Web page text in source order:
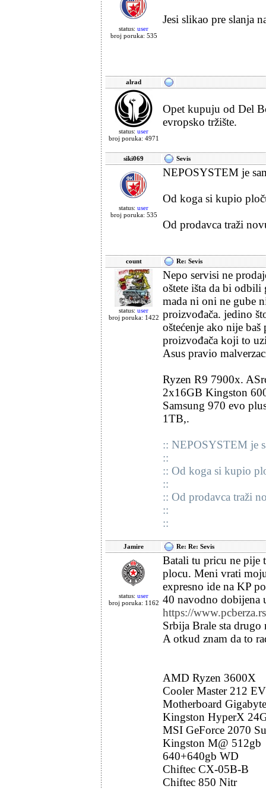
status: user
broj poruka: 535
Jesi slikao pre slanja
alrad
status: user
broj poruka: 4971
Opet kupuju od Del
evropsko tržište.
siki069 Sevis
status: user
broj poruka: 535
NEPOSYSTEM je
Od koga si kupio
Od prodavca traži
count Re: Sevis
status: user
broj poruka: 1422
Nepo servisi ne
oštete išta da bi
mada ni oni ne gube
proizvođača. jedino
oštećenje ako nije
proizvođača koji to
Asus pravio
Ryzen R9 7900x.
2x16GB Kingston
Samsung 970 evo
1TB,.
:: NEPOSYSTEM je
::
:: Od koga si kupio
::
:: Od prodavca traži
::
::
Jamire Re: Re: Sevis
status: user
broj poruka: 1162
Batali tu pricu ne pije
plocu. Meni vrati
expresno ide na KP
40 navodno dobijena
https://
Srbija Brale sta
A otkud znam da to
AMD Ryzen 3600X
Cooler Master 212
Motherboard
Kingston HyperX
MSI GeForce 2070
Kingston M@ 512gb
640+640gb WD
Chiftec CX-05B-B
Chiftec 850 Nitr